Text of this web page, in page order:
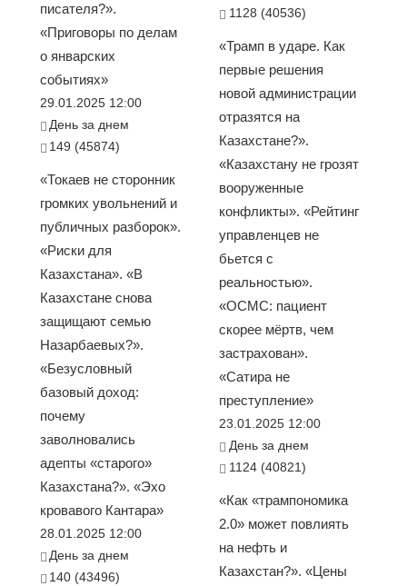
писателя?».
«Приговоры по делам
о январских
событиях»
29.01.2025 12:00
День за днем
149 (45874)
«Токаев не сторонник
громких увольнений и
публичных разборок».
«Риски для
Казахстана». «В
Казахстане снова
защищают семью
Назарбаевых?».
«Безусловный
базовый доход:
почему
заволновались
адепты «старого»
Казахстана?». «Эхо
кровавого Кантара»
28.01.2025 12:00
День за днем
140 (43496)
1128 (40536)
«Трамп в ударе. Как
первые решения
новой администрации
отразятся на
Казахстане?».
«Казахстану не грозят
вооруженные
конфликты». «Рейтинг
управленцев не
бьется с
реальностью».
«ОСМС: пациент
скорее мёртв, чем
застрахован».
«Сатира не
преступление»
23.01.2025 12:00
День за днем
1124 (40821)
«Как «трампономика
2.0» может повлиять
на нефть и
Казахстан?». «Цены